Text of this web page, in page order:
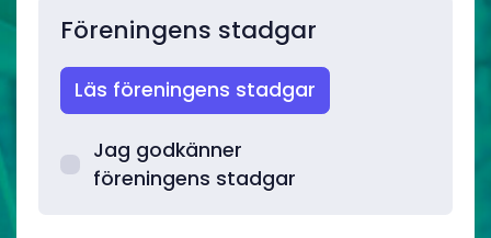
Föreningens stadgar
Läs föreningens stadgar
Jag godkänner
föreningens stadgar